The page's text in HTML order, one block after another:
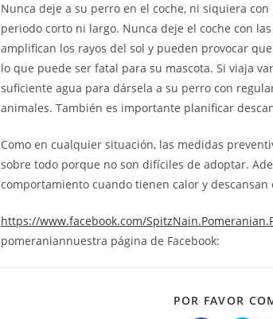
Nunca deje a su perro en el coche, ni siquiera
periodo corto ni largo. Nunca deje el coche con
amplifican los rayos del sol y pueden provocar
lo que puede ser fatal para su mascota. Si viaja
suficiente agua para dársela a su perro con
animales. También es importante planificar
Como en cualquier situación, las medidas
sobre todo porque no son difíciles de adoptar.
comportamiento cuando tienen calor y descansan
https://www.facebook.com/
pomeraniannuestra página de Facebook:
POR FAVOR